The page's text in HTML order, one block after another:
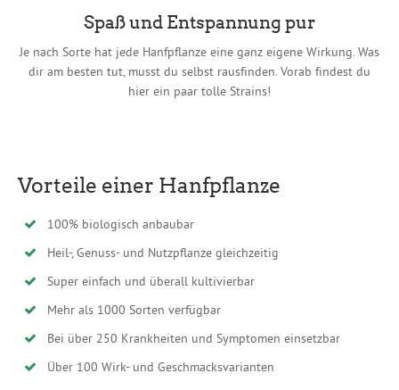
Spaß und Entspannung pur
Je nach Sorte hat jede Hanfpflanze eine ganz eigene Wirkung. Was
dir am besten tut, musst du selbst rausfinden. Vorab findest du
hier ein paar tolle Strains!
Vorteile einer Hanfpflanze
100% biologisch anbaubar
Heil-, Genuss- und Nutzpflanze gleichzeitig
Super einfach und überall kultivierbar
Mehr als 1000 Sorten verfügbar
Bei über 250 Krankheiten und Symptomen einsetzbar
Über 100 Wirk- und Geschmacksvarianten